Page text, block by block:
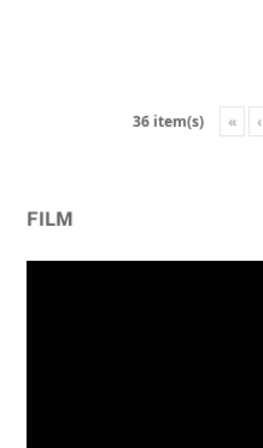
36 item(s) « ‹
FILM